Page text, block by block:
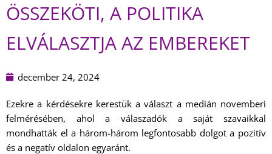
ÖSSZEKÖTI, A POLITIKA
ELVÁLASZTJA AZ EMBEREKET
december 24, 2024
Ezekre a kérdésekre kerestük a választ a medián novemberi
felmérésében, ahol a válaszadók a saját szavaikkal
mondhatták el a három-három legfontosabb dolgot a pozitív
és a negatív oldalon egyaránt.